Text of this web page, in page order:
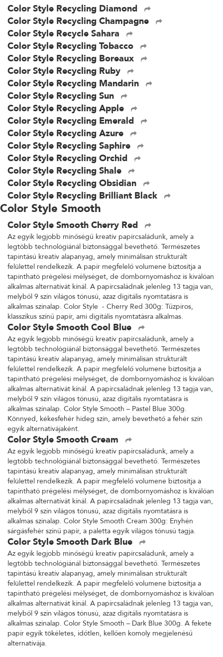
Color Style Recycling Diamond
Color Style Recycling Champagne
Color Style Recycle Sahara
Color Style Recycling Tobacco
Color Style Recycling Boreaux
Color Style Recycling Ruby
Color Style Recycling Mandarin
Color Style Recycling Sun
Color Style Recycling Apple
Color Style Recycling Emerald
Color Style Recycling Azure
Color Style Recycling Saphire
Color Style Recycling Orchid
Color Style Recycling Shale
Color Style Recycling Obsidian
Color Style Recycling Brilliant Black
Color Style Smooth
Color Style Smooth Cherry Red
Az egyik legjobb minőségű kreatív papírcsaládunk, amely a
legtöbb technológiánál biztonsággal bevethető. Természetes
tapintású kreatív alapanyag, amely minimálisan strukturált
felülettel rendelkezik. A papír megfelelő volumene biztosítja a
tapintható prégelési mélységet, de dombornyomáshoz is kiválóan
alkalmas alternatívát kínál. A papírcsaládnak jelenleg 13 tagja van,
melyből 9 szín világos tónusú, azaz digitális nyomtatásra is
alkalmas színalap. Color Style - Cherry Red 300g: Tűzpiros,
klasszikus színű papír, ami digitális nyomtatásra alkalmas.
Color Style Smooth Cool Blue
Az egyik legjobb minőségű kreatív papírcsaládunk, amely a
legtöbb technológiánál biztonsággal bevethető. Természetes
tapintású kreatív alapanyag, amely minimálisan strukturált
felülettel rendelkezik. A papír megfelelő volumene biztosítja a
tapintható prégelési mélységet, de dombornyomáshoz is kiválóan
alkalmas alternatívát kínál. A papírcsaládnak jelenleg 13 tagja van,
melyből 9 szín világos tónusú, azaz digitális nyomtatásra is
alkalmas színalap. Color Style Smooth – Pastel Blue 300g.
Könnyed, kékesfehér hideg szín, amely bevethető a fehér szín
egyik alternatívájaként.
Color Style Smooth Cream
Az egyik legjobb minőségű kreatív papírcsaládunk, amely a
legtöbb technológiánál biztonsággal bevethető. Természetes
tapintású kreatív alapanyag, amely minimálisan strukturált
felülettel rendelkezik. A papír megfelelő volumene biztosítja a
tapintható prégelési mélységet, de dombornyomáshoz is kiválóan
alkalmas alternatívát kínál. A papírcsaládnak jelenleg 13 tagja van,
melyből 9 szín világos tónusú, azaz digitális nyomtatásra is
alkalmas színalap. Color Style Smooth Cream 300g: Enyhén
sárgásfehér színű papír, a paletta egyik világos tónusú tagja.
Color Style Smooth Dark Blue
Az egyik legjobb minőségű kreatív papírcsaládunk, amely a
legtöbb technológiánál biztonsággal bevethető. Természetes
tapintású kreatív alapanyag, amely minimálisan strukturált
felülettel rendelkezik. A papír megfelelő volumene biztosítja a
tapintható prégelési mélységet, de dombornyomáshoz is kiválóan
alkalmas alternatívát kínál. A papírcsaládnak jelenleg 13 tagja van,
melyből 9 szín világos tónusú, azaz digitális nyomtatásra is
alkalmas színalap. Color Style Smooth – Dark Blue 300g. A fekete
papír egyik tökéletes, időtlen, kellően komoly megjelenésű
alternatívája.